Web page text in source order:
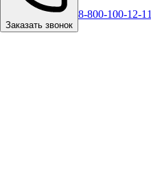
Заказать звонок
8-800-100-12-11